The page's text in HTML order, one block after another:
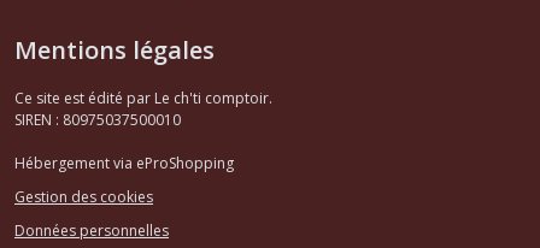
Mentions légales
Ce site est édité par Le ch'ti comptoir.
SIREN : 80975037500010
Hébergement via eProShopping
Gestion des cookies
Données personnelles